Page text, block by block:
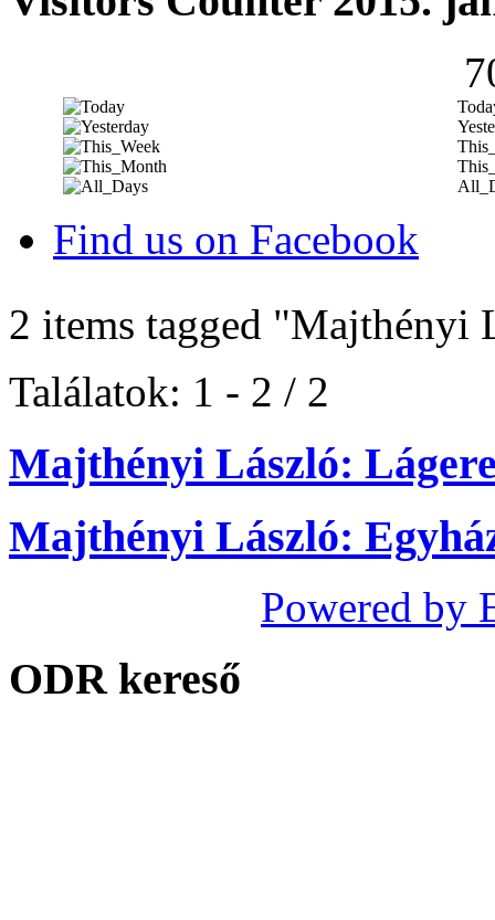
Find us on Facebook
2 items tagged "Majthényi
Találatok: 1 - 2 / 2
Majthényi László:
Majthényi László:
Powered by
ODR kereső